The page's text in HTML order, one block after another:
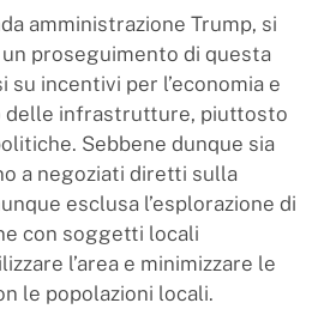
amministrazione Trump, si
proseguimento di questa
su incentivi per l’economia e
delle infrastrutture, piuttosto
Sebbene dunque sia
a negoziati diretti sulla
esclusa l’esplorazione di
con soggetti locali
l’area e minimizzare le
le popolazioni locali.